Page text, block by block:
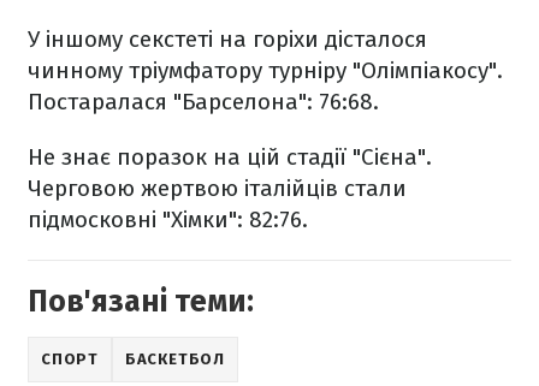
У іншому секстеті на горіхи дісталося
чинному тріумфатору турніру "Олімпіакосу".
Постаралася "Барселона": 76:68.
Не знає поразок на цій стадії "Сієна".
Черговою жертвою італійців стали
підмосковні "Хімки": 82:76.
Пов'язані теми:
СПОРТ БАСКЕТБОЛ